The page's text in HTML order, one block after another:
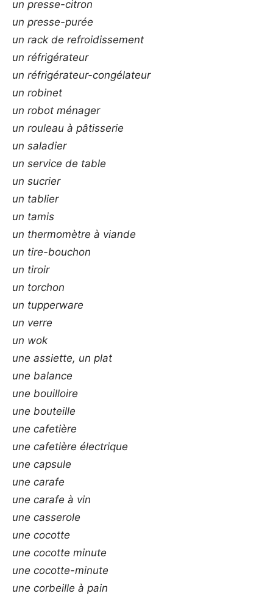
un presse-citron
un presse-purée
un rack de refroidissement
un réfrigérateur
un réfrigérateur-congélateur
un robinet
un robot ménager
un rouleau à pâtisserie
un saladier
un service de table
un sucrier
un tablier
un tamis
un thermomètre à viande
un tire-bouchon
un tiroir
un torchon
un tupperware
un verre
un wok
une assiette, un plat
une balance
une bouilloire
une bouteille
une cafetière
une cafetière électrique
une capsule
une carafe
une carafe à vin
une casserole
une cocotte
une cocotte minute
une cocotte-minute
une corbeille à pain